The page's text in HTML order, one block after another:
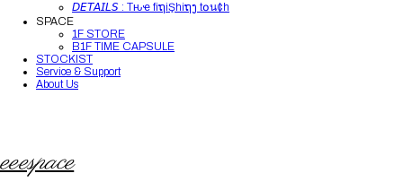
𝘋𝘌𝘛𝘈𝘐𝘓𝘚 : Tԋҽ fiຖiŞhiຖງ t໐น¢h
SPACE
1F STORE
B1F TIME CAPSULE
STOCKIST
Service & Support
About Us
eeespace